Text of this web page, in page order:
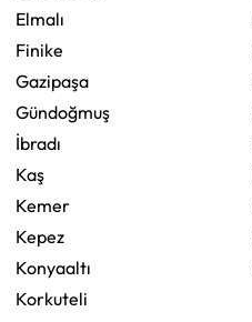
Elmalı
Finike
Gazipaşa
Gündoğmuş
İbradı
Kaş
Kemer
Kepez
Konyaaltı
Korkuteli